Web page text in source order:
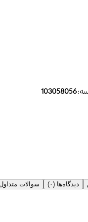
103058056
دیدگاه‌ها (۰) سوالات